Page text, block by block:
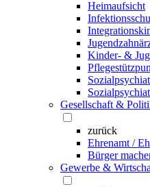
Heimaufsicht
Kinder- &
Gesellschaft &
zurück
Ehrenamt /
Bürger
Gewerbe &